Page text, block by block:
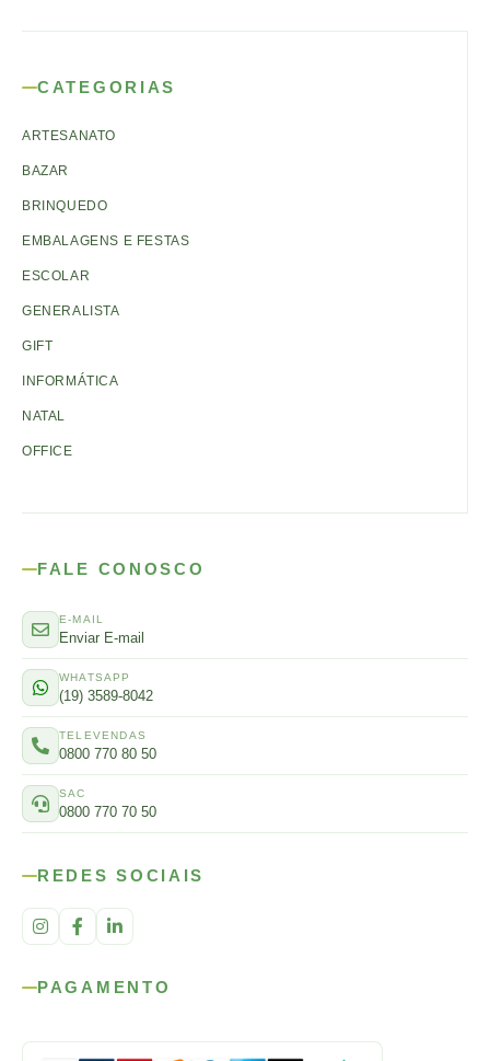
CATEGORIAS
ARTESANATO
BAZAR
BRINQUEDO
EMBALAGENS E FESTAS
ESCOLAR
GENERALISTA
GIFT
INFORMÁTICA
NATAL
OFFICE
FALE CONOSCO
E-MAIL
Enviar E-mail
WHATSAPP
(19) 3589-8042
TELEVENDAS
0800 770 80 50
SAC
0800 770 70 50
REDES SOCIAIS
PAGAMENTO